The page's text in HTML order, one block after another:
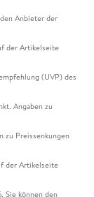
Anbieter der
der Artikelseite
(UVP) des
Angaben zu
zu Preissenkungen
der Artikelseite
Sie können den